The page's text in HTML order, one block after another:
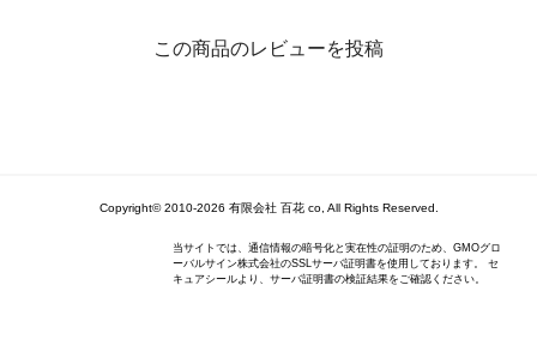
この商品のレビューを投稿
Copyright© 2010-2026 有限会社 百花 co, All Rights Reserved.
当サイトでは、通信情報の暗号化と実在性の証明のため、GMOグロ
ーバルサイン株式会社のSSLサーバ証明書を使用しております。 セ
キュアシールより、サーバ証明書の検証結果をご確認ください。